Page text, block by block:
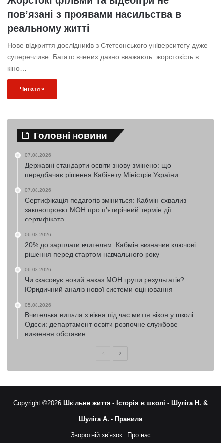
пов’язані з проявами насильства в
реальному житті
Нове відкриття дослідників з Стетсонського університету дуже
суперечливе. Багато вчених давно вважають: жорстокість в
кіно…
Читати »
Головні новини
07.08.2026
Державні стандарти освіти знову змінено: що
передбачає рішення Кабінету Міністрів України
07.08.2026
Сертифікація педагогів зміниться: Кабмін схвалив
законопроєкт МОН про п’ятирічний термін дії
сертифіката
06.08.2026
20% до зарплати вчителям: Кабмін визначив ключові
рішення перед стартом навчального року
06.08.2026
Чи скасовує новий наказ МОН групи результатів?
Юридичний аналіз нової системи оцінювання
05.08.2026
Вчителька випала з вікна під час миття вікон у школі
Одеси: департамент освіти розпочне службове
вивчення обставин
ПопередняНаступна
Copyright ©2026 Шкільне життя - Історія в школі - Шуліга Н. &
Шуліга А. - Правила
Зворотній зв’язок Про нас